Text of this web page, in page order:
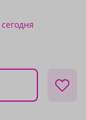
сегодня